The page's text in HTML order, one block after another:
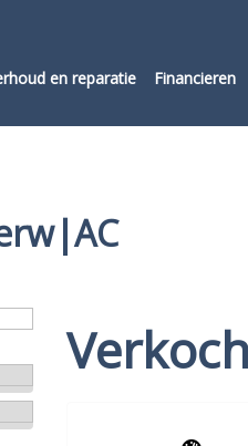
en reparatie Financieren